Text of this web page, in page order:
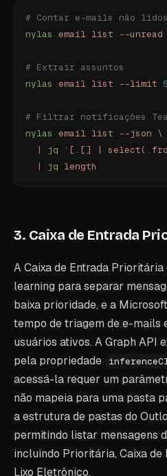
# Contar e-mails não lidos
nylas email list --unread
# Extrair assuntos
nylas email list --limit 5
# Filtrar notificações
nylas email list --json \
  |
jq ' [.[] |
  |
jq length
3. Caixa de Entrada
A Caixa de Entrada
learning para separar
baixa prioridade, e a
tempo de triagem de e-mails
usuários ativos. A Graph API
pela propriedade
acessá-la requer um
não mapeia para uma pasta
a estrutura de pastas do
permitindo listar mensagens
incluindo Prioritária, Caixa de
Lixo Eletrônico.